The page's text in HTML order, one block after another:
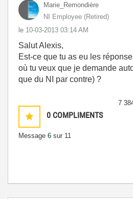
Marie_Remondière
NI Employee (retired)
le ‎10-03-2013 03:14 AM
Salut Alexis,
Est-ce que tu as eu les
où tu veux que je demande
que du NI par contre) ?
0 COMPLIMENTS
Message 6 sur 11
7